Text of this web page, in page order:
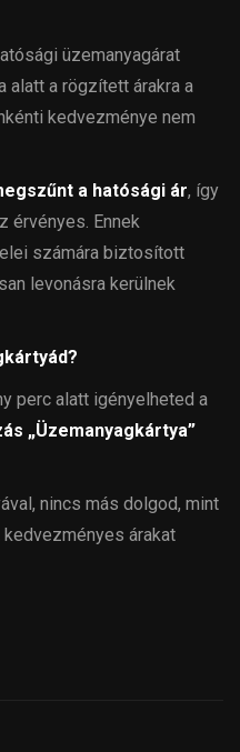
üzemanyagárat
alatt a rögzített árakra a
kedvezménye nem
a hatósági ár, így
érvényes. Ennek
számára biztosított
levonásra kerülnek
perc alatt igényelheted a
„Üzemanyagkártya”
nincs más dolgod, mint
árakat